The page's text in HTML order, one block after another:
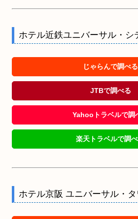
ホテル近鉄ユニバーサル・シ
じゃらんで調べる
JTBで調べる
Yahooトラベルで調
楽天トラベルで調
ホテル京阪 ユニバーサル・